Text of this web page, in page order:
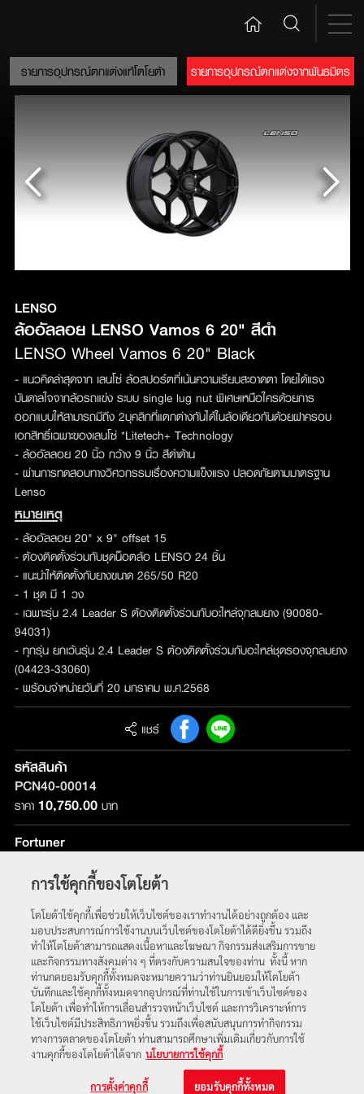
รายการอุปกรณ์ตกแต่งแท้โตโยต้า รายการอุปกรณ์ตกแต่งจากพันธมิตร
LENSO
ล้ออัลลอย LENSO Vamos 6 20" สีดำ
LENSO Wheel Vamos 6 20" Black
- แนวคิดล่าสุดจาก เลนโซ่ ล้อสปอร์ตที่เน้นความเรียบสะอาดตา โดยได้แรง
บันดาลใจจากล้อรถแข่ง ระบบ single lug nut พิเศษเหนือใครด้วยการ
ออกแบบให้สามารถมีถึง 2บุคลิกที่แตกต่างกันได้ในล้อเดียวกันด้วยฝาครอบ
เอกสิทธิ์เฉพาะของเลนโซ่ *Litetech+ Technology
- ล้ออัลลอย 20 นิ้ว กว้าง 9 นิ้ว สีดำด้าน
- ผ่านการทดสอบทางวิศวกรรมเรื่องความแข็งแรง ปลอดภัยตามมาตรฐาน
Lenso
หมายเหตุ
- ล้ออัลลอย 20" x 9" offset 15
- ต้องติดตั้งร่วมกับชุดน็อตล้อ LENSO 24 ชิ้น
- แนะนำให้ติดตั้งกับยางขนาด 265/50 R20
- 1 ชุด มี 1 วง
- เฉพาะรุ่น 2.4 Leader S ต้องติดตั้งร่วมกับอะไหล่จุกลมยาง (90080-
94031)
- ทุกรุ่น ยกเว้นรุ่น 2.4 Leader S ต้องติดตั้งร่วมกับอะไหล่ชุดรองจุกลมยาง
(04423-33060)
- พร้อมจำหน่ายวันที่ 20 มกราคม พ.ศ.2568
แชร์
รหัสสินค้า
PCN40-00014
ราคา 10,750.00บาท
Fortuner
หน้าหลัก
พบกับเราได้ที่
© 2563 บริษัท โตโยต้า มอเตอร์ ประเทศไทย จำกัด
การใช้คุกกี้ของโตโยต้า
โตโยต้าใช้คุกกี้เพื่อช่วยให้เว็บไซต์ของเราทำงานได้อย่างถูกต้อง และ
มอบประสบการณ์การใช้งานบนเว็บไซต์ของโตโยต้าได้ดียิ่งขึ้น รวมถึง
ทำให้โตโยต้าสามารถแสดงเนื้อหาและโฆษณา กิจกรรมส่งเสริมการขาย
และกิจกรรมทางสังคมต่าง ๆ ที่ตรงกับความสนใจของท่าน ทั้งนี้ หาก
ท่านกดยอมรับคุกกี้ทั้งหมดจะหมายความว่าท่านยินยอมให้โตโยต้า
บันทึกและใช้คุกกี้ทั้งหมดจากอุปกรณ์ที่ท่านใช้ในการเข้าเว็บไซต์ของ
โตโยต้า เพื่อทำให้การเลื่อนสำรวจหน้าเว็บไซต์ และการวิเคราะห์การ
ใช้เว็บไซต์มีประสิทธิภาพยิ่งขึ้น รวมถึงเพื่อสนับสนุนการทำกิจกรรม
ทางการตลาดของโตโยต้า ท่านสามารถศึกษาเพิ่มเติมเกี่ยวกับการใช้
งานคุกกี้ของโตโยต้าได้จาก นโยบายการใช้คุกกี้
การตั้งค่าคุกกี้ ยอมรับคุกกี้ทั้งหมด